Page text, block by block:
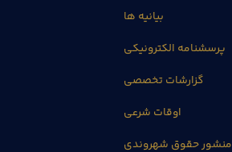
بیانیه ها
پرسشنامه الکترونیکی
گزارشات تخصصی
اوقات شرعی
منشور حقوق شهروندی